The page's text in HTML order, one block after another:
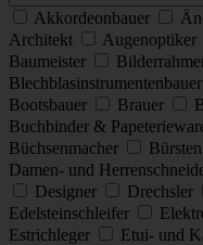
Akkordeonbauer
Architekt
Augenoptiker
Baumeister
Blechblasinstrumentenbauer
Bootsbauer
Brauer
Buchbinder &
Büchsenmacher
Damen- und
Designer
Drechsler
Edelsteinschleifer
Estrichleger
Etui- und